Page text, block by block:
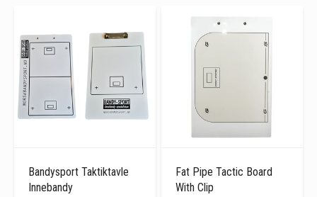
Bandysport Taktiktavle
Innebandy
Fat Pipe Tactic Board
With Clip